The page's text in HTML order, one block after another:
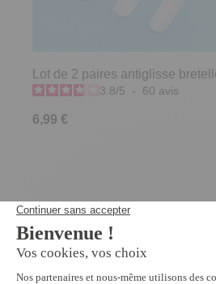
Lot de 2 paires antiglisse
3.8/5 - 60 avis
6,99 €
Derniers articles